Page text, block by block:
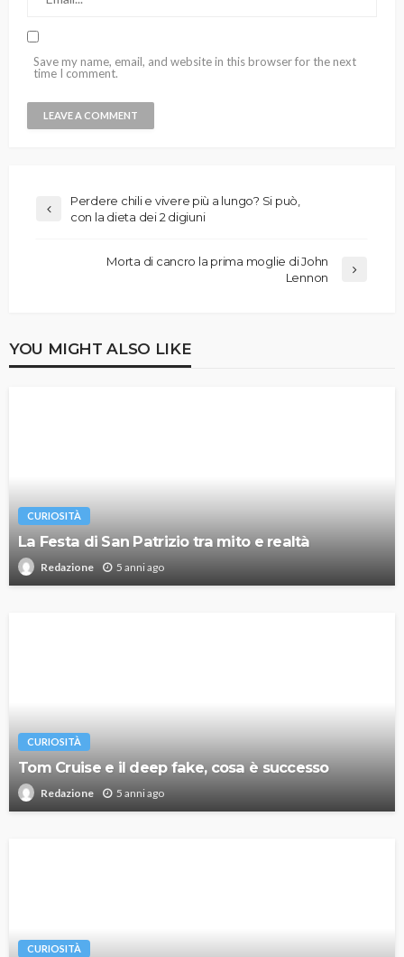
Save my name, email, and website in this browser for the next
time I comment.
Perdere chili e vivere più a lungo? Si può,
con la dieta dei 2 digiuni
Morta di cancro la prima moglie di John
Lennon
YOU MIGHT ALSO LIKE
CURIOSITÀ
La Festa di San Patrizio tra mito e realtà
Redazione 5 anni ago
CURIOSITÀ
Tom Cruise e il deep fake, cosa è successo
Redazione 5 anni ago
CURIOSITÀ